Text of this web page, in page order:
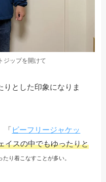
ジップを開けて
りとした印象になりま
「ビーフリージャケッ
イスの中でもゆったりと
り着こなすことが多い。